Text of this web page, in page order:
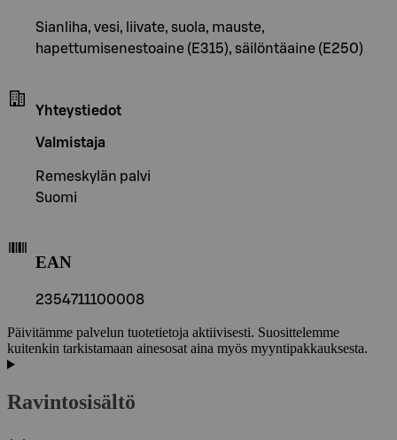
Sianliha, vesi, liivate, suola, mauste,
hapettumisenestoaine (E315), säilöntäaine (E250)
Yhteystiedot
Valmistaja
Remeskylän palvi
Suomi
EAN
2354711100008
Päivitämme palvelun tuotetietoja aktiivisesti. Suosittelemme
kuitenkin tarkistamaan ainesosat aina myös myyntipakkauksesta.
Ravintosisältö